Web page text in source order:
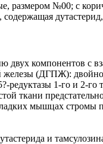
размером №00; с
двух компонентов
железы (ДГПЖ):
редуктазы 1-го и 2-
ткани
мышцах стромы
и